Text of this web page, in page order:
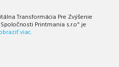
Transformácia Pre Zvýšenie
Printmania s.r.o" je
viac.